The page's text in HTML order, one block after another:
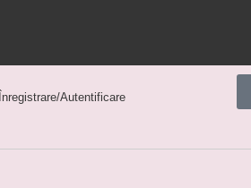
Înregistrare/Autentificare